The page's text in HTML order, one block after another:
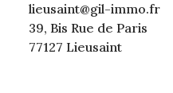
lieusaint@gil-immo.fr
39, Bis Rue de Paris
77127 Lieusaint